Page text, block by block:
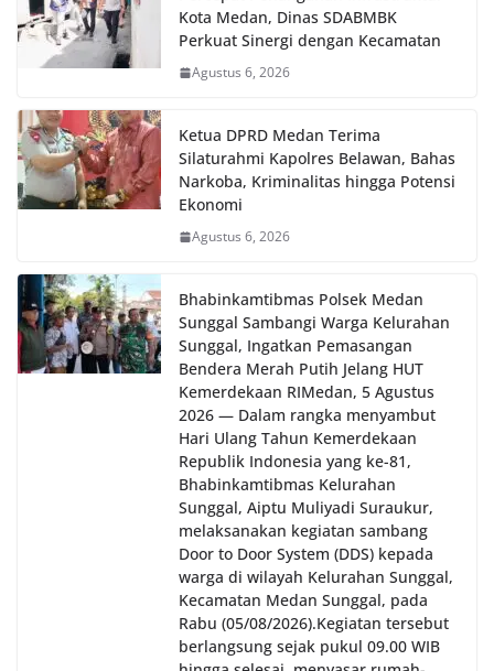
Kota Medan, Dinas SDABMBK
Perkuat Sinergi dengan Kecamatan
Agustus 6, 2026
Ketua DPRD Medan Terima
Silaturahmi Kapolres Belawan, Bahas
Narkoba, Kriminalitas hingga Potensi
Ekonomi
Agustus 6, 2026
Bhabinkamtibmas Polsek Medan
Sunggal Sambangi Warga Kelurahan
Sunggal, Ingatkan Pemasangan
Bendera Merah Putih Jelang HUT
Kemerdekaan RI‎‎Medan, 5 Agustus
2026 — Dalam rangka menyambut
Hari Ulang Tahun Kemerdekaan
Republik Indonesia yang ke-81,
Bhabinkamtibmas Kelurahan
Sunggal, Aiptu Muliyadi Suraukur,
melaksanakan kegiatan sambang
Door to Door System (DDS) kepada
warga di wilayah Kelurahan Sunggal,
Kecamatan Medan Sunggal, pada
Rabu (05/08/2026).‎‎Kegiatan tersebut
berlangsung sejak pukul 09.00 WIB